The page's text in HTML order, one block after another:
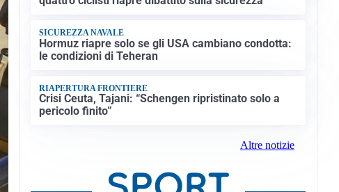
SICUREZZA NAVALE
Hormuz riapre solo se gli USA cambiano condotta:
le condizioni di Teheran
RIAPERTURA FRONTIERE
Crisi Ceuta, Tajani: “Schengen ripristinato solo a
pericolo finito”
Altre notizie